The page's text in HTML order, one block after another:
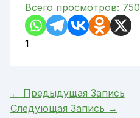
Всего просмотров: 750
1
← Предыдущая Запись
Следующая Запись →